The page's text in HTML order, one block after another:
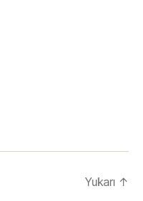
Yukarı ↑